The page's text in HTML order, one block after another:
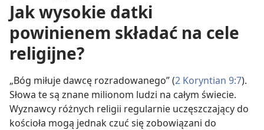
Jak wysokie datki
powinienem składać na cele
religijne?
„Bóg miłuje dawcę rozradowanego” (2 Koryntian 9:7).
Słowa te są znane milionom ludzi na całym świecie.
Wyznawcy różnych religii regularnie uczęszczający do
kościoła mogą jednak czuć się zobowiązani do